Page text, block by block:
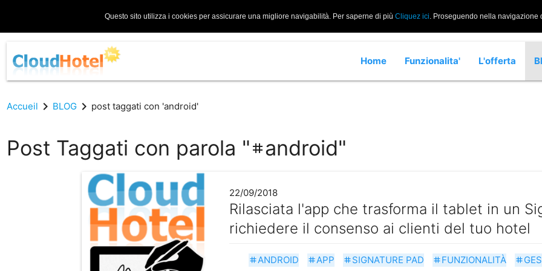
Questo sito utilizza i cookies per assicurare una migliore navigabilità. Per saperne di più Cliquez ici. Proseguendo nella navigazione
Home Funzionalita' L'offerta
Accueil chevron_right BLOG chevron_right post taggati con 'android'
Post Taggati con parola " tag android"
22/09/2018
Rilasciata l'app che trasforma il tablet in un
richiedere il consenso ai clienti del tuo hotel
tag
tag FUNZIONALITÀ
tag SIGNATURE PAD
tagAPP
tagANDROID